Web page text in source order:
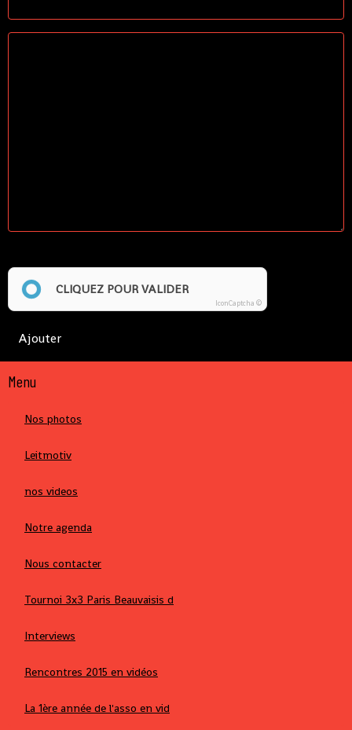
CLIQUEZ POUR VALIDER
IconCaptcha ©
Ajouter
Menu
Nos photos
Leitmotiv
nos videos
Notre agenda
Nous contacter
Tournoi 3x3 Paris Beauvaisis d
Interviews
Rencontres 2015 en vidéos
La 1ère année de l'asso en vid